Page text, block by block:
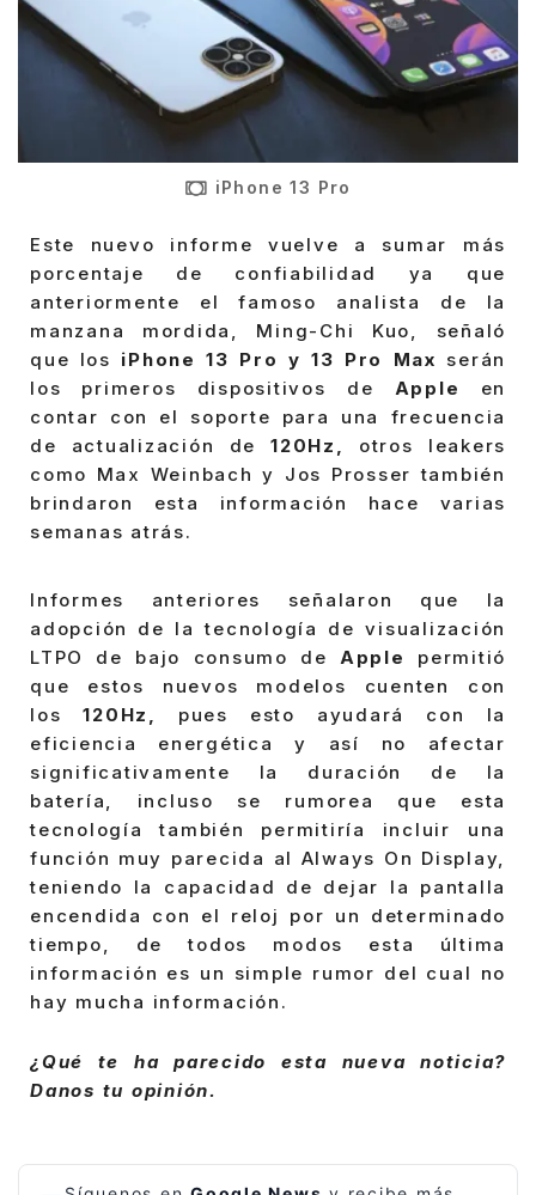
iPhone 13 Pro
Este nuevo informe vuelve a sumar más
porcentaje de confiabilidad ya que
anteriormente el famoso analista de la
manzana mordida, Ming-Chi Kuo, señaló
que los iPhone 13 Pro y 13 Pro Max serán
los primeros dispositivos de Apple en
contar con el soporte para una frecuencia
de actualización de120Hz, otros leakers
como Max Weinbach y Jos Prosser también
brindaron esta información hace varias
semanas atrás.
Informes anteriores señalaron que la
adopción de la tecnología de visualización
LTPO de bajo consumo de Apple permitió
que estos nuevos modelos cuenten con
los120Hz, pues esto ayudará con la
eficiencia energética y así no afectar
significativamente la duración de la
batería, incluso se rumorea que esta
tecnología también permitiría incluir una
función muy parecida al Always On Display,
teniendo la capacidad de dejar la pantalla
encendida con el reloj por un determinado
tiempo, de todos modos esta última
información es un simple rumor del cual no
hay mucha información.
¿Qué te ha parecido esta nueva noticia?
Danos tu opinión.